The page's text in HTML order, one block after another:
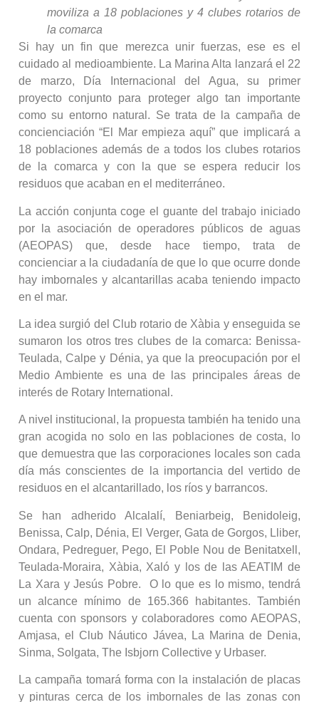
moviliza a 18 poblaciones y 4 clubes rotarios de
la comarca
Si hay un fin que merezca unir fuerzas, ese es el
cuidado al medioambiente. La Marina Alta lanzará el 22
de marzo, Día Internacional del Agua, su primer
proyecto conjunto para proteger algo tan importante
como su entorno natural. Se trata de la campaña de
concienciación “El Mar empieza aquí” que implicará a
18 poblaciones además de a todos los clubes rotarios
de la comarca y con la que se espera reducir los
residuos que acaban en el mediterráneo.
La acción conjunta coge el guante del trabajo iniciado
por la asociación de operadores públicos de aguas
(AEOPAS) que, desde hace tiempo, trata de
concienciar a la ciudadanía de que lo que ocurre donde
hay imbornales y alcantarillas acaba teniendo impacto
en el mar.
La idea surgió del Club rotario de Xàbia y enseguida se
sumaron los otros tres clubes de la comarca: Benissa-
Teulada, Calpe y Dénia, ya que la preocupación por el
Medio Ambiente es una de las principales áreas de
interés de Rotary International.
A nivel institucional, la propuesta también ha tenido una
gran acogida no solo en las poblaciones de costa, lo
que demuestra que las corporaciones locales son cada
día más conscientes de la importancia del vertido de
residuos en el alcantarillado, los ríos y barrancos.
Se han adherido Alcalalí, Beniarbeig, Benidoleig,
Benissa, Calp, Dénia, El Verger, Gata de Gorgos, Lliber,
Ondara, Pedreguer, Pego, El Poble Nou de Benitatxell,
Teulada-Moraira, Xàbia, Xaló y los de las AEATIM de
La Xara y Jesús Pobre. O lo que es lo mismo, tendrá
un alcance mínimo de 165.366 habitantes. También
cuenta con sponsors y colaboradores como AEOPAS,
Amjasa, el Club Náutico Jávea, La Marina de Denia,
Sinma, Solgata, The Isbjorn Collective y Urbaser.
La campaña tomará forma con la instalación de placas
y pinturas cerca de los imbornales de las zonas con